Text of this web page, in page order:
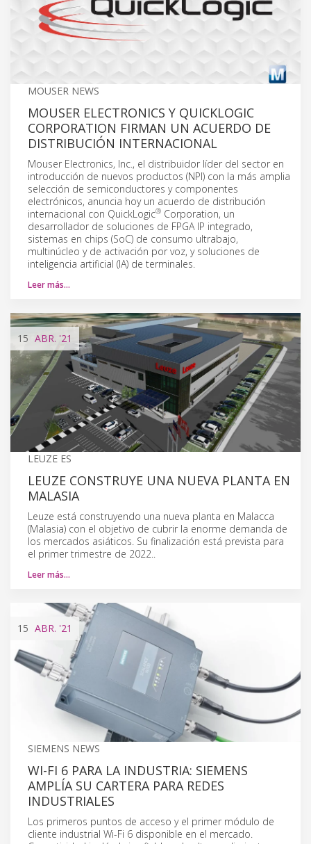
MOUSER NEWS
MOUSER ELECTRONICS Y QUICKLOGIC
CORPORATION FIRMAN UN ACUERDO DE
DISTRIBUCIÓN INTERNACIONAL
Mouser Electronics, Inc., el distribuidor líder del sector en
introducción de nuevos productos (NPI) con la más amplia
selección de semiconductores y componentes
electrónicos, anuncia hoy un acuerdo de distribución
internacional con QuickLogic® Corporation, un
desarrollador de soluciones de FPGA IP integrado,
sistemas en chips (SoC) de consumo ultrabajo,
multinúcleo y de activación por voz, y soluciones de
inteligencia artificial (IA) de terminales.
Leer más…
15 ABR. '21
LEUZE ES
LEUZE CONSTRUYE UNA NUEVA PLANTA EN
MALASIA
Leuze está construyendo una nueva planta en Malacca
(Malasia) con el objetivo de cubrir la enorme demanda de
los mercados asiáticos. Su finalización está prevista para
el primer trimestre de 2022..
Leer más…
15 ABR. '21
SIEMENS NEWS
WI-FI 6 PARA LA INDUSTRIA: SIEMENS
AMPLÍA SU CARTERA PARA REDES
INDUSTRIALES
Los primeros puntos de acceso y el primer módulo de
cliente industrial Wi-Fi 6 disponible en el mercado.